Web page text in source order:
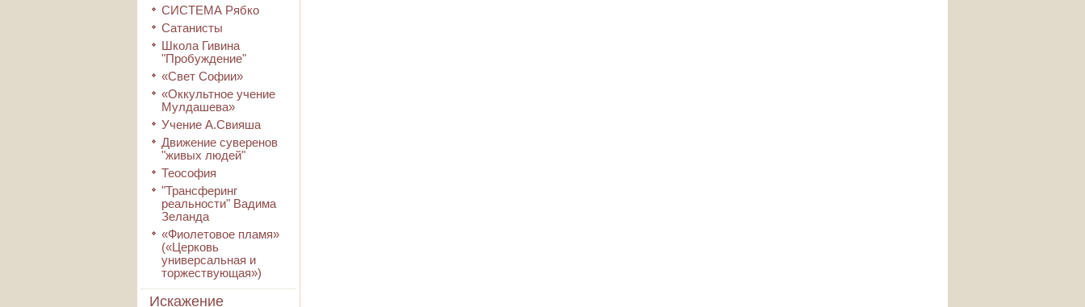
СИСТЕМА Рябко
Сатанисты
Школа Гивина
"Пробуждение"
«Свет Софии»
«Оккультное учение
Мулдашева»
Учение А.Свияша
Движение суверенов
"живых людей"
Теософия
"Трансферинг
реальности" Вадима
Зеланда
«Фиолетовое пламя»
(«Церковь
универсальная и
торжествующая»)
Искажение